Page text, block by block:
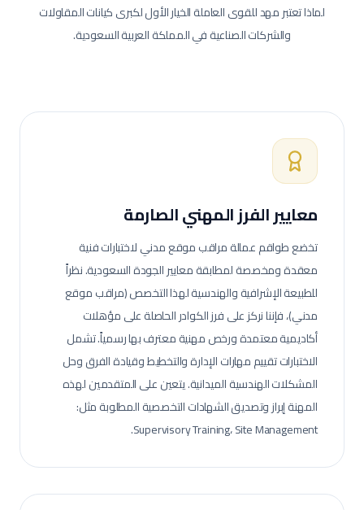
لماذا تعتبر مهد للقوى العاملة الخيار الأول لكبرى كيانات المقاولات
والشركات الصناعية في المملكة العربية السعودية.
معايير الفرز المهني الصارمة
تخضع طواقم عمالةمراقب موقع مدنيلاختبارات فنية
معقدة ومخصصة لمطابقة معايير الجودة السعودية.نظراً
للطبيعة الإشرافية والهندسية لهذا التخصص (مراقب موقع
مدني)، فإننا نركز على فرز الكوادر الحاصلة على مؤهلات
أكاديمية معتمدة ورخص مهنية معترف بها رسمياً. تشمل
الاختبارات تقييم مهارات الإدارة والتخطيط وقيادة الفرق وحل
المشكلات الهندسية الميدانية.يتعين على المتقدمين لهذه
المهنة إبراز وتصديق الشهادات التخصصية المطلوبة مثل:
Supervisory Training، Site Management.